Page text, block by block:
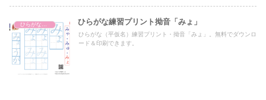
ひらがな濁音・半濁音・拗音・促音（一文字ずつ） ひらがな練習プリント拗音「みょ」
ひらがな（平仮名）練習プリント・拗音「みょ」。無料でダウンロ
ード＆印刷できます。